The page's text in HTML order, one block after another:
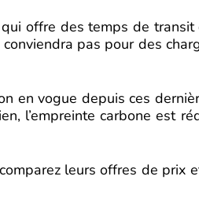
offre des temps de
pas pour des
en vogue depuis ces
l’empreinte carbone est
leurs offres de prix